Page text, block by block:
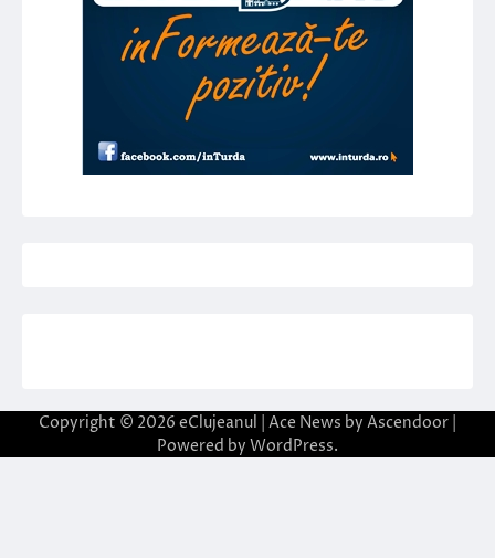
Copyright © 2026 eClujeanul | Ace News by Ascendoor
Powered by WordPress.